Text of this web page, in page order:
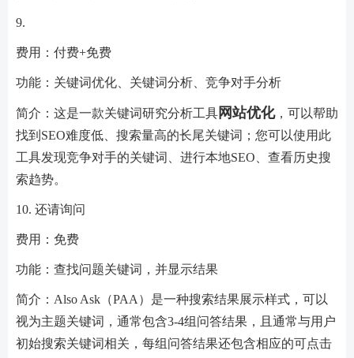
9.
费用：付费+免费
功能：关键词优化、关键词分析、竞争对手分析
简介：这是一款关键词研究分析工具网站优化，可以帮助
找到SEO难度低、搜索量高的长尾关键词；您可以使用此
工具发现竞争对手的关键词、进行本地SEO、查看历史搜
索趋势。
10. 还请询问
费用：免费
功能：查找问题关键词，并显示结果
简介：Also Ask（PAA）是一种搜索结果展示样式，可以
视为主题关键词，通常包含3-4组问答结果，且通常与用户
初始搜索关键词相关，每组问答结果还包含相应的可点击